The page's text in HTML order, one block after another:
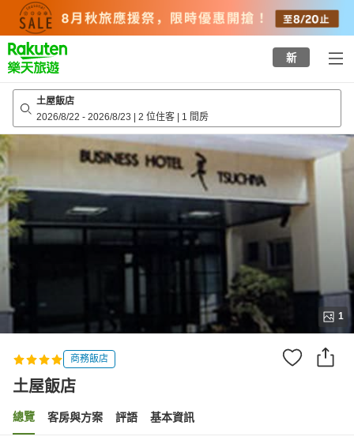
top
page
新
土屋飯店
2026/8/22 - 2026/8/23 | 2 位住客 | 1 間房
1
商務飯店
土屋飯店
總覽 客房與方案 評語 基本資訊